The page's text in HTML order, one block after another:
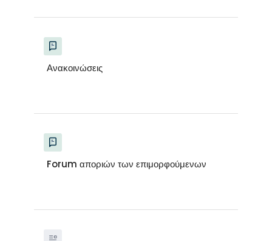
Ανακοινώσεις
Forum αποριών των επιμορφούμενων